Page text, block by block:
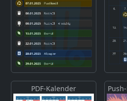
PDF-Kalender